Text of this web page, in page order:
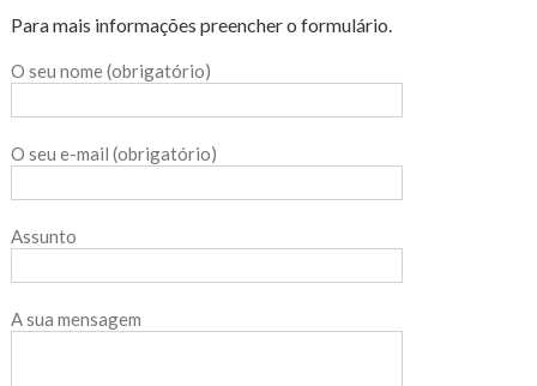
Para mais informações preencher o formulário.
O seu nome (obrigatório)
O seu e-mail (obrigatório)
Assunto
A sua mensagem